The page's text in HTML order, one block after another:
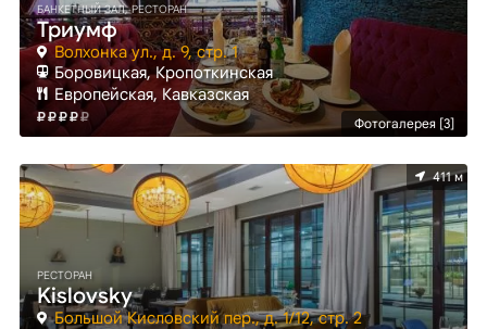
Фотогалерея [3]
БАНКЕТНЫЙ ЗАЛ, РЕСТОРАН
Триумф
Волхонка ул., д. 9, стр. 1
Боровицкая, Кропоткинская
Европейская, Кавказская
411 м
РЕСТОРАН
Kislovsky
Большой Кисловский пер., д. 1/12, стр. 2